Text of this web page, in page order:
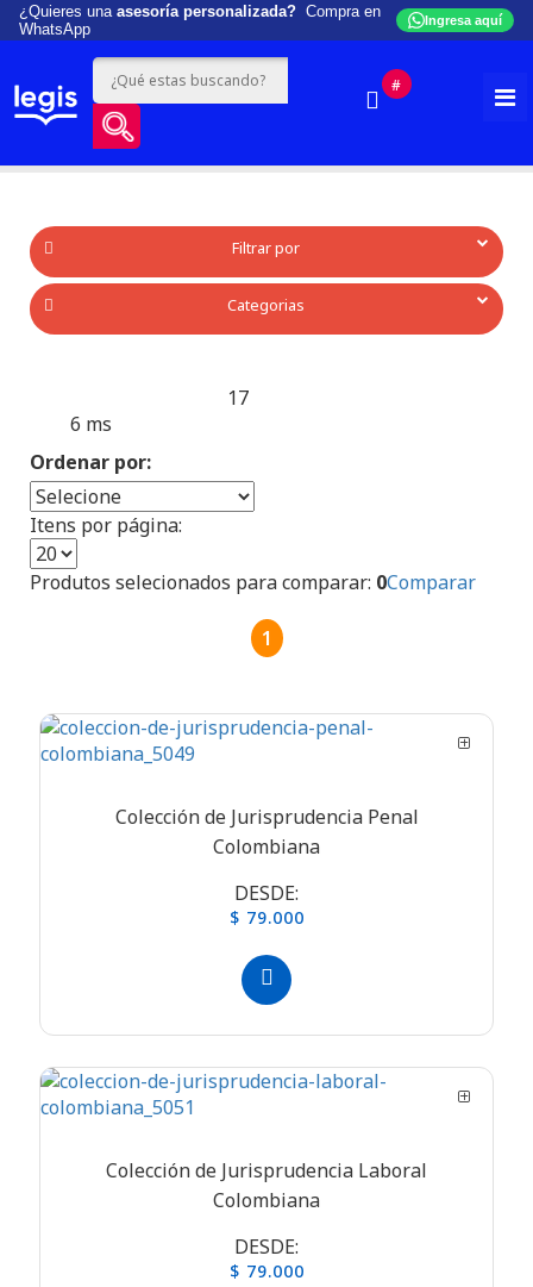
¿Quieres una asesoría personalizada? Compra en
WhatsApp
Ingresa aquí
#
Filtrar por
Categorias
17
6 ms
Ordenar por:
Itens por página:
Produtos selecionados para comparar: 0Comparar
1
Colección de Jurisprudencia Penal
Colombiana
DESDE:
$ 79.000
Colección de Jurisprudencia Laboral
Colombiana
DESDE:
$ 79.000